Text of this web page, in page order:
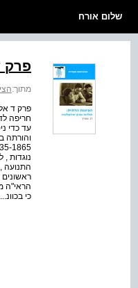
שלום אורח
פרק
מתוך:
פרק ד
חריפה
עד כדי
והורתה
נוגדות
התנועה
הראי"ה
כי בכוונ...